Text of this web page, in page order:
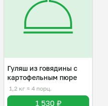
Гуляш из говядины с
картофельным пюре
1,2 кг ≈ 4 порц.
1 530 ₽